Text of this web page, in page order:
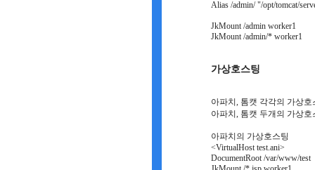
Alias /admin/ "/opt/tomcat/
JkMount /admin worker1
JkMount /admin/* worker1
가상호스팅
아파치, 톰캣 각각의 가상
아파치, 톰캣 두개의 가상
아파치의 가상호스팅
<VirtualHost test.ani>
DocumentRoot /var/www/test